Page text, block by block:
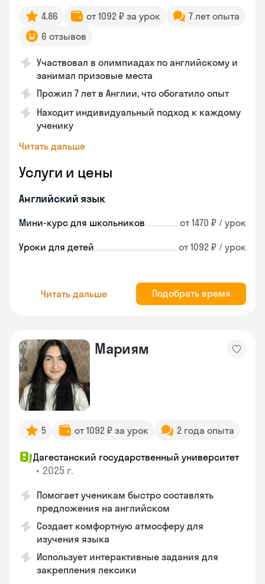
4.86 от 1092 ₽ за урок
7 лет опыта
6 отзывов
Участвовал в олимпиадах по английскому и
занимал призовые места
Прожил 7 лет в Англии, что обогатило опыт
Находит индивидуальный подход к каждому
ученику
Читать дальше
Услуги и цены
Английский язык
Мини-курс для школьников от 1470 ₽ / урок
Уроки для детей от 1092 ₽ / урок
Читать дальше Подобрать время
Мариям
5 от 1092 ₽ за урок 2 года опыта
Дагестанский государственный университет
• 2025 г.
Помогает ученикам быстро составлять
предложения на английском
Создает комфортную атмосферу для
изучения языка
Использует интерактивные задания для
закрепления лексики